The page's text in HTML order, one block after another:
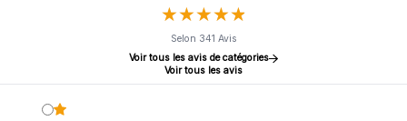
★★★★★
★★★★★
Selon 341 Avis
Voir tous les avis de catégories
Voir tous les avis